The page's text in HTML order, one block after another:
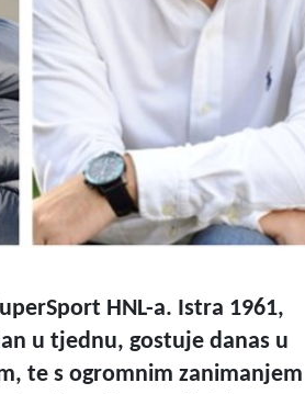
HNL-a. Istra 1961,
u tjednu, gostuje danas u
te s ogromnim zanimanjem